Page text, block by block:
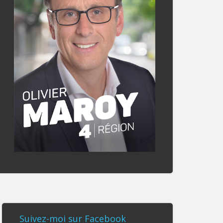
Suivez-moi sur Facebook